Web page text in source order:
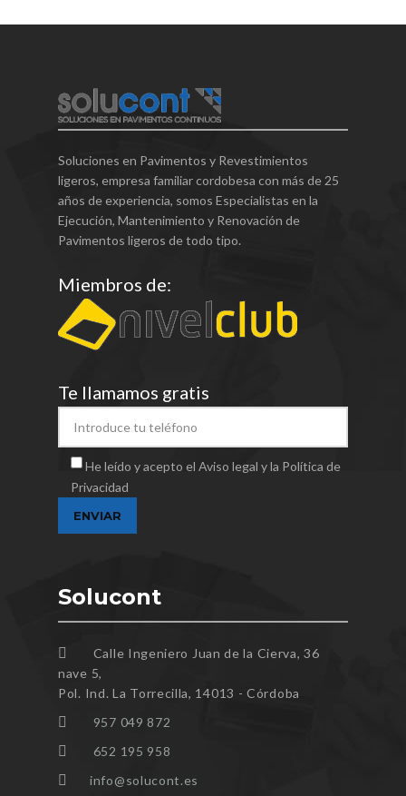
Soluciones en Pavimentos y Revestimientos
ligeros, empresa familiar cordobesa con más de 25
años de experiencia, somos Especialistas en la
Ejecución, Mantenimiento y Renovación de
Pavimentos ligeros de todo tipo.
Miembros de:
Te llamamos gratis
He leído y acepto el Aviso legal y la Política de
Privacidad
Solucont
Calle Ingeniero Juan de la Cierva, 36
nave 5,
Pol. Ind. La Torrecilla, 14013 - Córdoba
957 049 872
652 195 958
info@solucont.es